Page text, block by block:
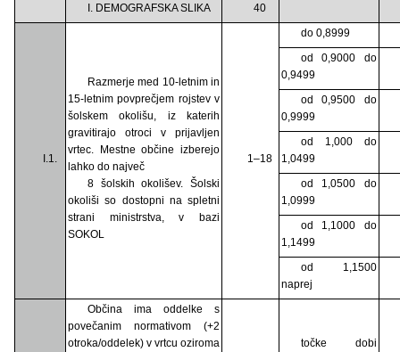
I. DEMOGRAFSKA SLIKA
40
I.1.
Razmerje med 10-letnim in
15-letnim povprečjem rojstev v
šolskem okolišu, iz katerih
gravitirajo otroci v prijavljen
vrtec. Mestne občine izberejo
lahko do največ
8 šolskih okolišev. Šolski
okoliši so dostopni na spletni
strani ministrstva, v bazi
SOKOL
1–18
do 0,8999
od 0,9000 do
0,9499
od 0,9500 do
0,9999
od 1,000 do
1,0499
od 1,0500 do
1,0999
od 1,1000 do
1,1499
od 1,1500
naprej
Občina ima oddelke s
povečanim normativom (+2
otroka/oddelek) v vrtcu oziroma
točke dobi